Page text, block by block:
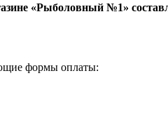
«Рыболовный №1»
формы оплаты: